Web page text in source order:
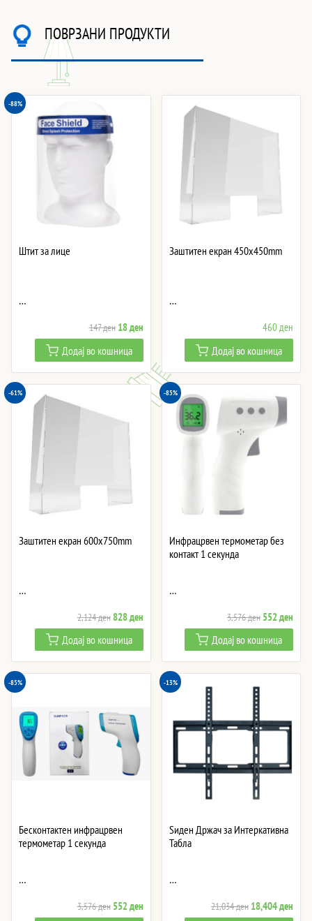
ПОВРЗАНИ ПРОДУКТИ
-88%
Штит за лице
…
147ден Original
price
was:
147 ден.
18денCurrent
price
is:
18 ден.
Додај во кошница
Заштитен екран 450x450mm
…
460ден
Додај во кошница
-61%
Заштитен екран 600x750mm
…
2,124денOriginal
price
was:
2,124 ден.
828денCurrent
price
is:
828 ден.
Додај во кошница
-85%
Инфрацрвен термометар без
контакт 1 секунда
…
3,576ден Original
price
was:
3,576 ден.
552ден
price
is:
552
Додај во кошница
-85%
Бесконтактен инфрацрвен
термометар 1 секунда
…
3,576ден Original
552денCurrent
-13%
Ѕиден Држач за Интеркативна
Табла
…
21,034ден Original
18,404ден